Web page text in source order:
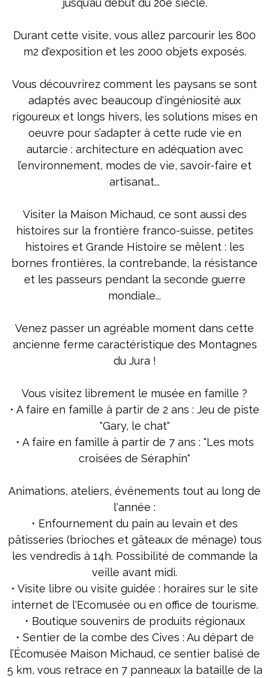
jusqu’au début du 20e siècle.
Durant cette visite, vous allez parcourir les 800
m2 d'exposition et les 2000 objets exposés.
Vous découvrirez comment les paysans se sont
adaptés avec beaucoup d'ingéniosité aux
rigoureux et longs hivers, les solutions mises en
oeuvre pour s’adapter à cette rude vie en
autarcie : architecture en adéquation avec
l’environnement, modes de vie, savoir-faire et
artisanat...
Visiter la Maison Michaud, ce sont aussi des
histoires sur la frontière franco-suisse, petites
histoires et Grande Histoire se mêlent : les
bornes frontières, la contrebande, la résistance
et les passeurs pendant la seconde guerre
mondiale...
Venez passer un agréable moment dans cette
ancienne ferme caractéristique des Montagnes
du Jura !
Vous visitez librement le musée en famille ?
• A faire en famille à partir de 2 ans : Jeu de piste
"Gary, le chat"
• A faire en famille à partir de 7 ans : "Les mots
croisées de Séraphin"
Animations, ateliers, événements tout au long de
l'année :
• Enfournement du pain au levain et des
pâtisseries (brioches et gâteaux de ménage) tous
les vendredis à 14h. Possibilité de commande la
veille avant midi.
• Visite libre ou visite guidée : horaires sur le site
internet de l'Ecomusée ou en office de tourisme.
• Boutique souvenirs de produits régionaux
• Sentier de la combe des Cives : Au départ de
l’Écomusée Maison Michaud, ce sentier balisé de
5 km, vous retrace en 7 panneaux la bataille de la